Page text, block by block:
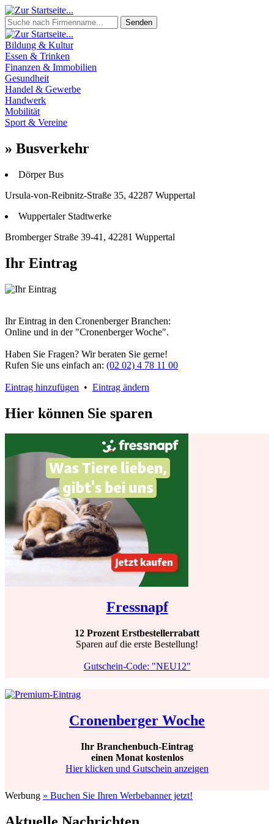
Senden
Bildung & Kultur
Essen & Trinken
Finanzen & Immobilien
Gesundheit
Handel & Gewerbe
Handwerk
Mobilität
Sport & Vereine
» Busverkehr
Dörper Bus
Ursula-von-Reibnitz-Straße 35, 42287 Wuppertal
Wuppertaler Stadtwerke
Bromberger Straße 39-41, 42281 Wuppertal
Ihr Eintrag
Ihr Eintrag in den Cronenberger Branchen:
Online und in der "Cronenberger Woche".
Haben Sie Fragen? Wir beraten Sie gerne!
Rufen Sie uns einfach an: (02 02) 4 78 11 00
Eintrag hinzufügen • Eintrag ändern
Hier können Sie sparen
Fressnapf
12 Prozent Erstbestellerrabatt
Sparen auf die erste Bestellung!
Gutschein-Code: "NEU12"
Cronenberger Woche
Ihr Branchenbuch-Eintrag
einen Monat kostenlos
Hier klicken und Gutschein anzeigen
Werbung » Buchen Sie Ihren Werbebanner jetzt!